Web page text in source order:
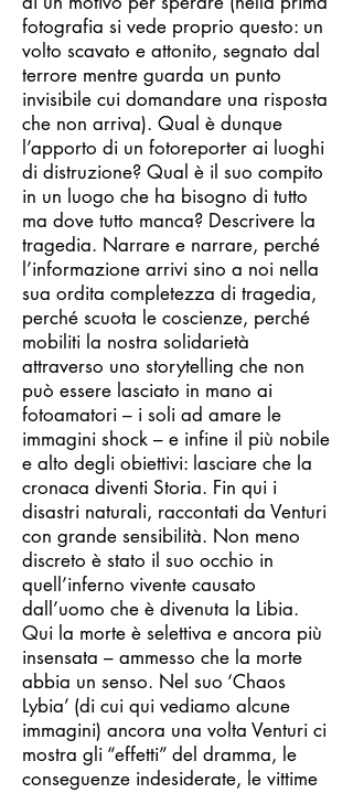
fotografia si vede proprio questo: un
volto scavato e attonito, segnato dal
terrore mentre guarda un punto
invisibile cui domandare una risposta
che non arriva). Qual è dunque
l’apporto di un fotoreporter ai luoghi
di distruzione? Qual è il suo compito
in un luogo che ha bisogno di tutto
ma dove tutto manca? Descrivere la
tragedia. Narrare e narrare, perché
l’informazione arrivi sino a noi nella
sua ordita completezza di tragedia,
perché scuota le coscienze, perché
mobiliti la nostra solidarietà
attraverso uno storytelling che non
può essere lasciato in mano ai
fotoamatori – i soli ad amare le
immagini shock – e infine il più nobile
e alto degli obiettivi: lasciare che la
cronaca diventi Storia. Fin qui i
disastri naturali, raccontati da Venturi
con grande sensibilità. Non meno
discreto è stato il suo occhio in
quell’inferno vivente causato
dall’uomo che è divenuta la Libia.
Qui la morte è selettiva e ancora più
insensata – ammesso che la morte
abbia un senso. Nel suo ‘Chaos
Lybia’ (di cui qui vediamo alcune
immagini) ancora una volta Venturi ci
mostra gli “effetti” del dramma, le
conseguenze indesiderate, le vittime